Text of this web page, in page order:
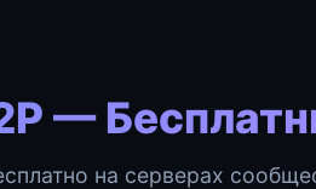
—
на серверах